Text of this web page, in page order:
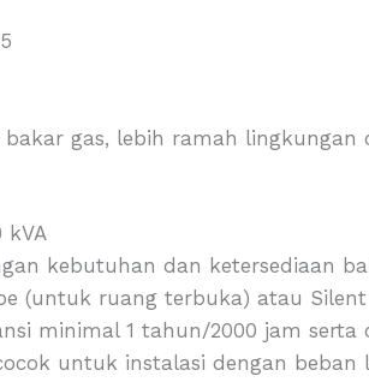
gas, lebih ramah lingkungan
kVA
kebutuhan dan ketersediaan
(untuk ruang terbuka) atau
minimal 1 tahun/2000 jam serta
untuk instalasi dengan beban